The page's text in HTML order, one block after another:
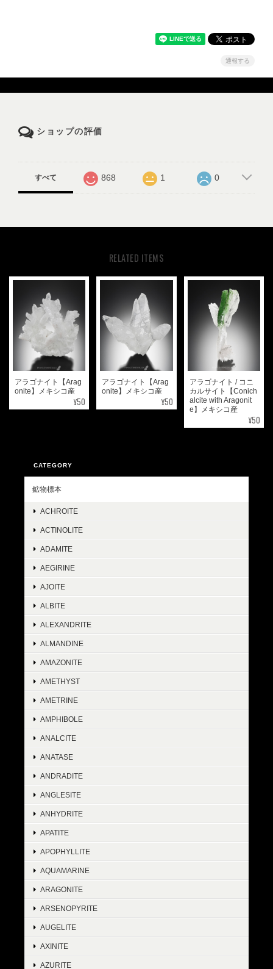
通報する
ショップの評価
すべて 868 1 0
RELATED ITEMS
アラゴナイト【Arag
onite】メキシコ産
¥50
アラゴナイト【Arag
onite】メキシコ産
¥50
アラゴナイト / コニ
カルサイト【Conich
alcite with Aragonit
e】メキシコ産
¥50
CATEGORY
鉱物標本
ACHROITE
ACTINOLITE
ADAMITE
AEGIRINE
AJOITE
ALBITE
ALEXANDRITE
ALMANDINE
AMAZONITE
AMETHYST
AMETRINE
AMPHIBOLE
ANALCITE
ANATASE
ANDRADITE
ANGLESITE
ANHYDRITE
APATITE
APOPHYLLITE
AQUAMARINE
ARAGONITE
ARSENOPYRITE
AUGELITE
AXINITE
AZURITE